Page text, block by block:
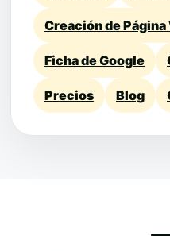
Creación de Página
Ficha de Google
Precios Blog